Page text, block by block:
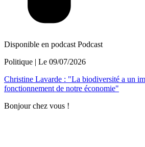
Disponible en podcast Podcast
Politique | Le 09/07/2026
Christine Lavarde : "La biodiversité a un
fonctionnement de notre économie"
Bonjour chez vous !